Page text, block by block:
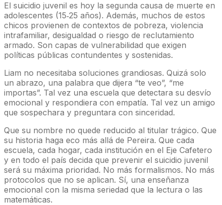
El suicidio juvenil es hoy la segunda causa de muerte en
adolescentes (15‑25 años). Además, muchos de estos
chicos provienen de contextos de pobreza, violencia
intrafamiliar, desigualdad o riesgo de reclutamiento
armado. Son capas de vulnerabilidad que exigen
políticas públicas contundentes y sostenidas.
Liam no necesitaba soluciones grandiosas. Quizá solo
un abrazo, una palabra que dijera “te veo”, “me
importas”. Tal vez una escuela que detectara su desvío
emocional y respondiera con empatía. Tal vez un amigo
que sospechara y preguntara con sinceridad.
Que su nombre no quede reducido al titular trágico. Que
su historia haga eco más allá de Pereira. Que cada
escuela, cada hogar, cada institución en el Eje Cafetero
y en todo el país decida que prevenir el suicidio juvenil
será su máxima prioridad. No más formalismos. No más
protocolos que no se aplican. Sí, una enseñanza
emocional con la misma seriedad que la lectura o las
matemáticas.